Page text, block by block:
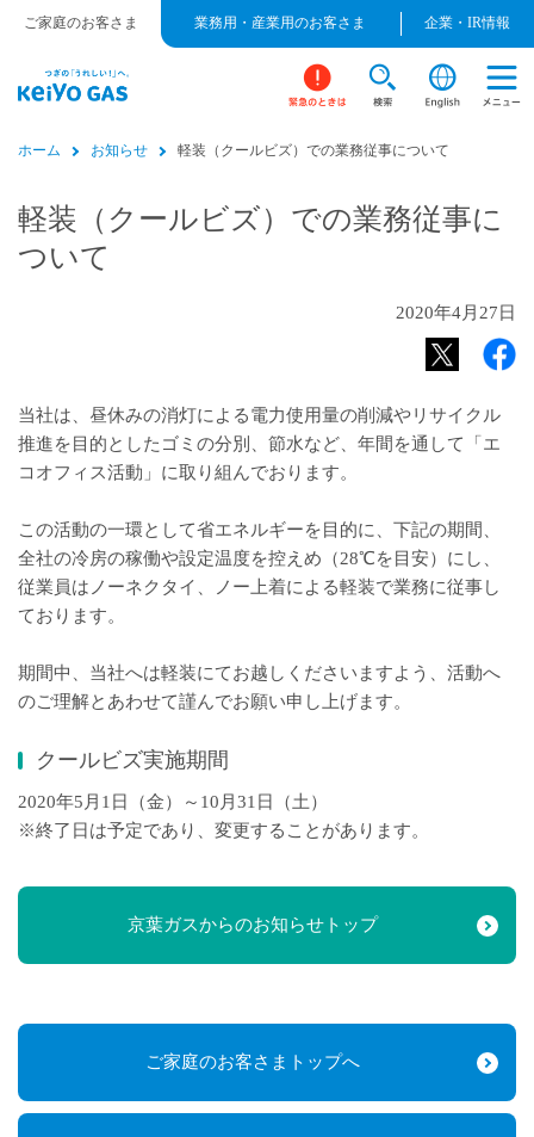
ご家庭のお客さま 業務用・産業用のお客さま 企業・IR情報
ホーム お知らせ 軽装（クールビズ）での業務従事について
軽装（クールビズ）での業務従事に
ついて
2020年4月27日
当社は、昼休みの消灯による電力使用量の削減やリサイクル
推進を目的としたゴミの分別、節水など、年間を通して「エ
コオフィス活動」に取り組んでおります。
この活動の一環として省エネルギーを目的に、下記の期間、
全社の冷房の稼働や設定温度を控えめ（28℃を目安）にし、
従業員はノーネクタイ、ノー上着による軽装で業務に従事し
ております。
期間中、当社へは軽装にてお越しくださいますよう、活動へ
のご理解とあわせて謹んでお願い申し上げます。
クールビズ実施期間
2020年5月1日（金）～10月31日（土）
※終了日は予定であり、変更することがあります。
京葉ガスからのお知らせトップ
ご家庭のお客さまトップへ